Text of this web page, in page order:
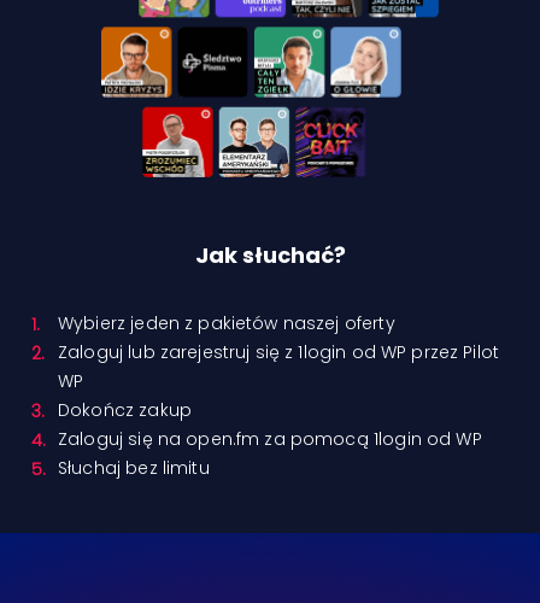
Jak słuchać?
Wybierz jeden z pakietów naszej oferty
Zaloguj lub zarejestruj się z 1login od WP przez Pilot
WP
Dokończ zakup
Zaloguj się na open.fm za pomocą 1login od WP
Słuchaj bez limitu